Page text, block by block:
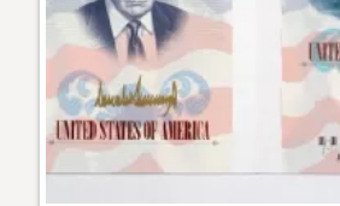
Deportes
Mundo
Insólitas